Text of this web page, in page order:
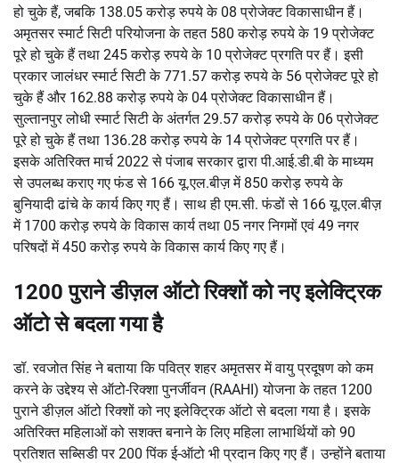
हो चुके हैं, जबकि 138.05 करोड़ रुपये के 08 प्रोजेक्ट विकासाधीन हैं।
अमृतसर स्मार्ट सिटी परियोजना के तहत 580 करोड़ रुपये के 19 प्रोजेक्ट
पूरे हो चुके हैं तथा 245 करोड़ रुपये के 10 प्रोजेक्ट प्रगति पर हैं। इसी
प्रकार जालंधर स्मार्ट सिटी के 771.57 करोड़ रुपये के 56 प्रोजेक्ट पूरे हो
चुके हैं और 162.88 करोड़ रुपये के 04 प्रोजेक्ट विकासाधीन हैं।
सुल्तानपुर लोधी स्मार्ट सिटी के अंतर्गत 29.57 करोड़ रुपये के 06 प्रोजेक्ट
पूरे हो चुके हैं तथा 136.28 करोड़ रुपये के 14 प्रोजेक्ट प्रगति पर हैं।
इसके अतिरिक्त मार्च 2022 से पंजाब सरकार द्वारा पी.आई.डी.बी के माध्यम
से उपलब्ध कराए गए फंड से 166 यू.एल.बीज़ में 850 करोड़ रुपये के
बुनियादी ढांचे के कार्य किए गए हैं। साथ ही एम.सी. फंडों से 166 यू.एल.बीज़
में 1700 करोड़ रुपये के विकास कार्य तथा 05 नगर निगमों एवं 49 नगर
परिषदों में 450 करोड़ रुपये के विकास कार्य किए गए हैं।
1200 पुराने डीज़ल ऑटो रिक्शों को नए इलेक्ट्रिक
ऑटो से बदला गया है
डॉ. रवजोत सिंह ने बताया कि पवित्र शहर अमृतसर में वायु प्रदूषण को कम
करने के उद्देश्य से ऑटो-रिक्शा पुनर्जीवन (RAAHI) योजना के तहत 1200
पुराने डीज़ल ऑटो रिक्शों को नए इलेक्ट्रिक ऑटो से बदला गया है। इसके
अतिरिक्त महिलाओं को सशक्त बनाने के लिए महिला लाभार्थियों को 90
प्रतिशत सब्सिडी पर 200 पिंक ई-ऑटो भी प्रदान किए गए हैं। उन्होंने बताया